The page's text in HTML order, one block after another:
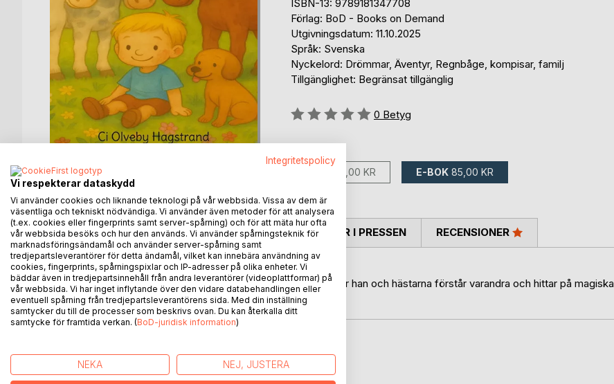
ISBN-13: 9789181347708
Förlag: BoD - Books on Demand
Utgivningsdatum: 11.10.2025
Språk: Svenska
Nyckelord: Drömmar, Äventyr, Regnbåge, kompisar, familj
Tillgänglighet: Begränsat tillgänglig
Betyg::
0 Betyg
finns som:
199,00 KR E-BOK 85,00 KR
BESKRIVNING
Leo är 3 år och älskar hästar.
Leo har en värld som han åker till i drömmarna. En värld där han och hästarna förstår varandra och hittar på magiska
äventyr tillsammans.
FÖRFATTARE KOMMENTARER I PRESSEN RECENSIONER
ANDRA TITLAR HOSBoD
Integritetspolicy
Vi respekterar dataskydd
Vi använder cookies och liknande teknologi på vår webbsida. Vissa av dem är
väsentliga och tekniskt nödvändiga. Vi använder även metoder för att analysera
(t.ex. cookies eller fingerprints samt server-spårning) och för att mäta hur ofta
vår webbsida besöks och hur den används. Vi använder spårningsteknik för
marknadsföringsändamål och använder server-spårning samt
tredjepartsleverantörer för detta ändamål, vilket kan innebära användning av
cookies, fingerprints, spårningspixlar och IP-adresser på olika enheter. Vi
bäddar även in tredjepartsinnehåll från andra leverantörer (videoplattformar) på
vår webbsida. Vi har inget inflytande över den vidare databehandlingen eller
eventuell spårning från tredjepartsleverantörens sida. Med din inställning
samtycker du till de processer som beskrivs ovan. Du kan återkalla ditt
samtycke för framtida verkan. (BoD-juridisk information)
NEKA NEJ, JUSTERA